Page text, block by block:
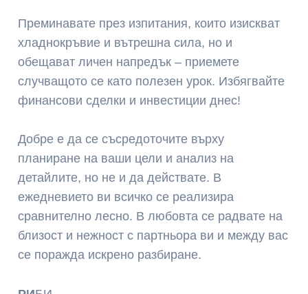
Преминавате през изпитания, които изискват
хладнокръвие и вътрешна сила, но и
обещават личен напредък – приемете
случващото се като полезен урок. Избягвайте
финансови сделки и инвестиции днес!
Добре е да се съсредоточите върху
планиране на ваши цели и анализ на
детайлите, но не и да действате. В
ежедневието ви всичко се реализира
сравнително лесно. В любовта се радвате на
близост и нежност с партньора ви и между вас
се поражда искрено разбиране.